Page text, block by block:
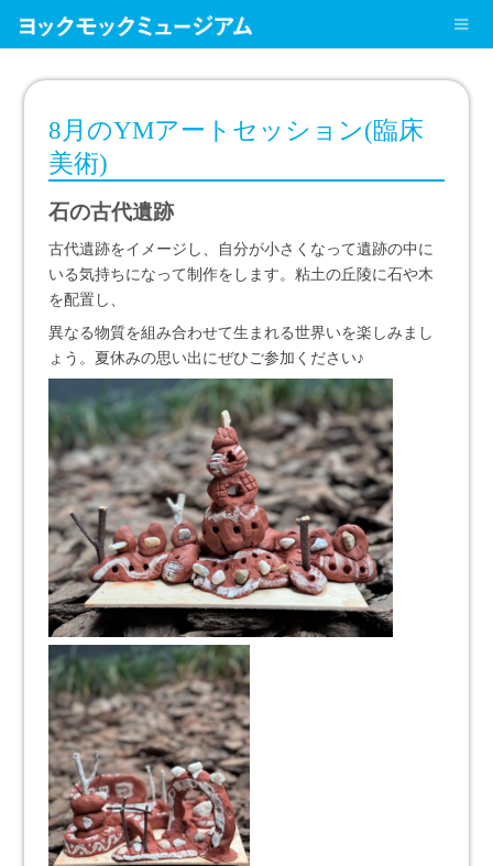
8月のYMアートセッション(臨床
美術)
石の古代遺跡
古代遺跡をイメージし、自分が小さくなって遺跡の中に
いる気持ちになって制作をします。粘土の丘陵に石や木
を配置し、
異なる物質を組み合わせて生まれる世界いを楽しみまし
ょう。夏休みの思い出にぜひご参加ください♪